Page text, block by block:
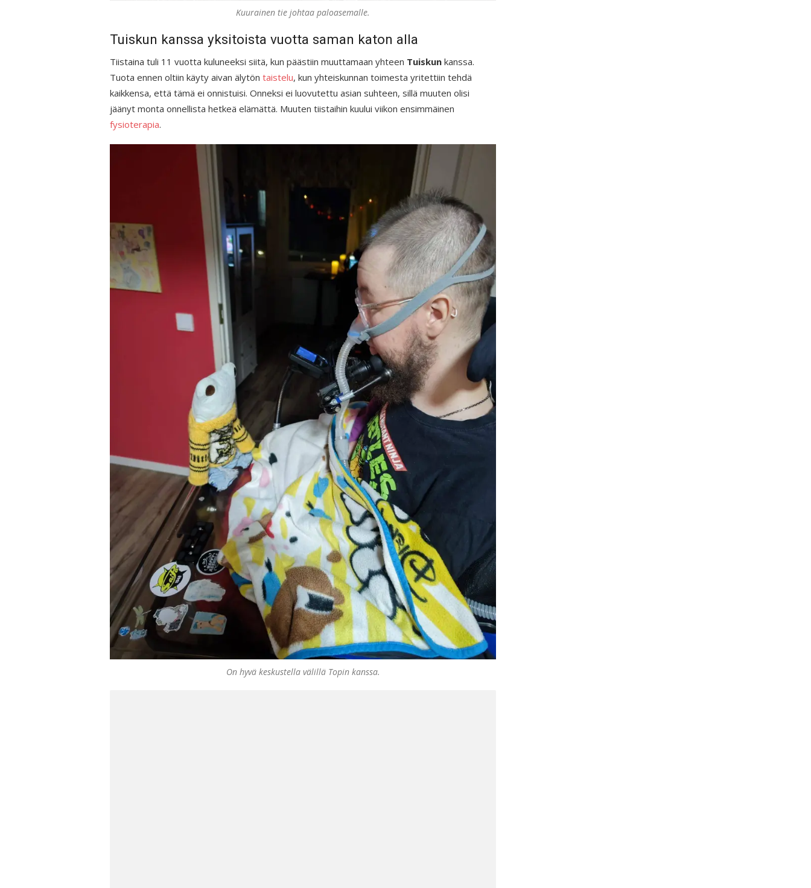
Kuurainen tie johtaa paloasemalle.
Tuiskun kanssa yksitoista vuotta saman katon alla
Tiistaina tuli 11 vuotta kuluneeksi siitä, kun päästiin muuttamaan yhteen Tuiskun kanssa.
Tuota ennen oltiin käyty aivan älytön taistelu, kun yhteiskunnan toimesta yritettiin tehdä
kaikkensa, että tämä ei onnistuisi. Onneksi ei luovutettu asian suhteen, sillä muuten olisi
jäänyt monta onnellista hetkeä elämättä. Muuten tiistaihin kuului viikon ensimmäinen
fysioterapia.
On hyvä keskustella välillä Topin kanssa.